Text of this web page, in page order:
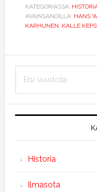
KATEGORIASSA:
AVAINSANOILLA: HANS
KARHUNEN, KALLE
Ensisijainen
sivupalkki
sivustolta
Historia
Ilmasota